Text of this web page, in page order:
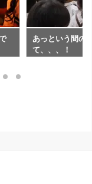
あっという間の
て、、、！